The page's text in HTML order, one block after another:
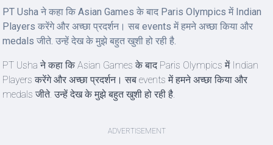
PT Usha ने कहा कि Asian Games के बाद Paris Olympics में Indian
Players करेंगे और अच्छा प्रदर्शन। सब events में हमने अच्छा किया और
medals जीते. उन्हें देख के मुझे बहुत खुशी हो रही है.
PT Usha ने कहा कि Asian Games के बाद Paris Olympics में Indian
Players करेंगे और अच्छा प्रदर्शन। सब events में हमने अच्छा किया और
medals जीते. उन्हें देख के मुझे बहुत खुशी हो रही है.